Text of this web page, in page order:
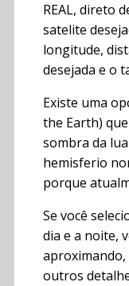
REAL, direto
satelite
longitude,
desejada e o
Existe uma
the Earth)
sombra da
hemisferio
porque
Se você
dia e a noite,
aproximando,
outros